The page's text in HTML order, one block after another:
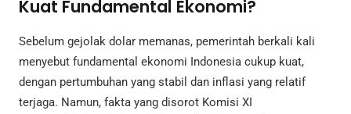
Kuat Fundamental Ekonomi?
Sebelum gejolak dolar memanas, pemerintah berkali kali
menyebut fundamental ekonomi Indonesia cukup kuat,
dengan pertumbuhan yang stabil dan inflasi yang relatif
terjaga. Namun, fakta yang disorot Komisi XI